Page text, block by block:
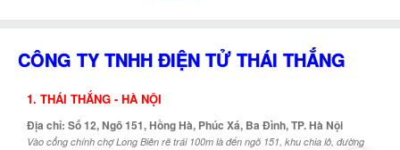
CÔNG TY TNHH ĐIỆN TỬ THÁI THẮNG
1. THÁI THẮNG - HÀ NỘI
Địa chỉ: Số 12, Ngõ 151, Hồng Hà, Phúc Xá, Ba Đình, TP. Hà Nội
Vào cổng chính chợ Long Biên rẽ trái 100m là đến ngõ 151, khu chia lô, đường